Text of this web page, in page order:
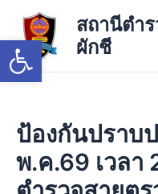
Open toolbar
content
สถานีตำ
ผักชี
ป้องกันปราบ
พ.ค.69 เวลา